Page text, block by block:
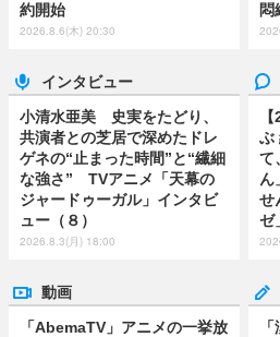
約開始
2026.8.6(木) 20:30
悶
インタビュー
小清水亜美 史実をたどり、
共演者との芝居で深めたドレ
ゲネの“止まった時間”と“繊細
な強さ” TVアニメ「天幕の
ジャードゥーガル」インタビ
ュー（８）
2026.8.3(月) 18:00
ぶ
て
ん
せ
ゼ
動画
「AbemaTV」アニメの一挙放